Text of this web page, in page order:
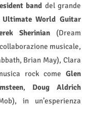
band del grande
Ultimate World Guitar
Sherinian (Dream
musicale,
Brian May), Clara
rock come Glen
, Doug Aldrich
in un’esperienza